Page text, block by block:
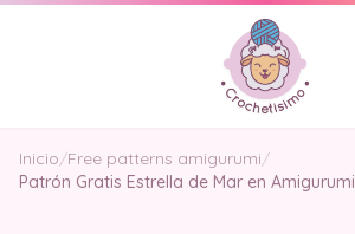
Inicio/Free patterns amigurumi/
Patrón Gratis Estrella de Mar en Amigurumi